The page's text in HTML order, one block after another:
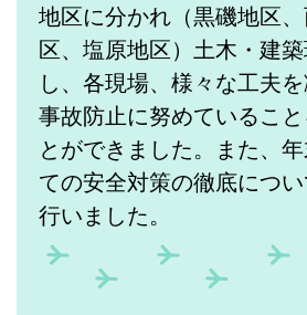
地区に分かれ（黒磯地区
区、塩原地区）土木・建
し、各現場、様々な工夫
事故防止に努めているこ
とができました。
また、
ての安全対策の徹底につ
行いました。